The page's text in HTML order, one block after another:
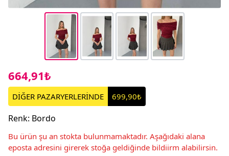
664,91₺
DİĞER PAZARYERLERİNDE 699,90₺
Renk: Bordo
Bu ürün şu an stokta bulunmamaktadır. Aşağıdaki alana
eposta adresini girerek stoğa geldiğinde bildiirm alabilirsin.